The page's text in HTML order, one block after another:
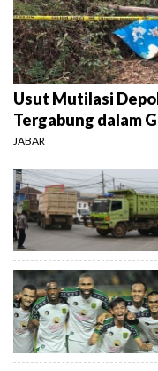
Usut Mutilasi
Tergabung dalam
JABAR